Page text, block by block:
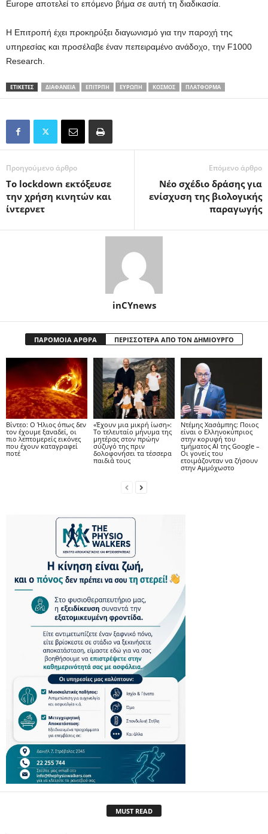
Europe αποτελεί το επόμενο βήμα σε αυτή τη διαδικασία.
Η Επιτροπή έχει προκηρύξει διαγωνισμό για την παροχή της
υπηρεσίας και προσέλαβε έναν πεπειραμένο ανάδοχο, την F1000
Research.
ΕΤΙΚΕΤΕΣ ΔΙΑΦΆΝΕΙΑ ΕΠΙΤΡΠΉ ΕΥΡΏΠΗ ΚΌΣΜΟΣ ΠΛΑΤΦΌΡΜΑ
Προηγούμενο άρθρο
To lockdown εκτόξευσε
την χρήση κινητών και
ίντερνετ
Επόμενο άρθρο
Νέο σχέδιο δράσης για
ενίσχυση της βιολογικής
παραγωγής
inCYnews
ΠΑΡΟΜΟΙΑ ΑΡΘΡΑ ΠΕΡΙΣΣΟΤΕΡΑ ΑΠΟ ΤΟΝ ΔΗΜΙΟΥΡΓΟ
Βίντεο: Ο Ήλιος όπως δεν
τον έχουμε ξαναδεί, οι
πιο λεπτομερείς εικόνες
που έχουν καταγραφεί
ποτέ
«Έχουν μια μικρή ίωση»:
Το τελευταίο μήνυμα της
μητέρας στον πρώην
σύζυγό της πριν
δολοφονήσει τα τέσσερα
παιδιά τους
Ντέμης Χασάμπης: Ποιος
είναι ο Ελληνοκύπριος
στην κορυφή του
τμήματος AI της Google –
Οι γονείς του
ετοιμάζονταν να ζήσουν
στην Αμμόχωστο
MUST READ